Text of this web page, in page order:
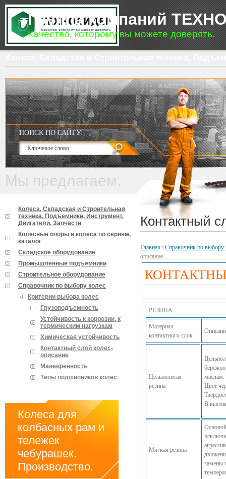
Группа компаний
Качество, которому вы можете доверять.
ПОИСК ПО САЙТУ:
Мы предлагаем:
Колеса, Складская и Строительная
техника, Подъемники, Инструмент,
Двигатели, Запчасти
Колесные опоры и колеса по сериям,
каталог
Складское оборудование
Промышленные подъемники
Строительное оборудование
Справочник по выбору колес
Критерии выбора колес
Грузоподъемность
Устойчивость к коррозии, к
термическим нагрузкам
Химическая устойчивость
Контактный слой колес-
описание
Маневренность
Типы подшипников колес
Колеса для
колбасных рам и
тележек
чебурашек.
Производство.
Контактный
Главная \Справочник по выбору
описание
РЕЗИНА
Материал
контактного слоя
Цельнолитая
резина
маслам.
Цвет
В
Мягкая резина
замены